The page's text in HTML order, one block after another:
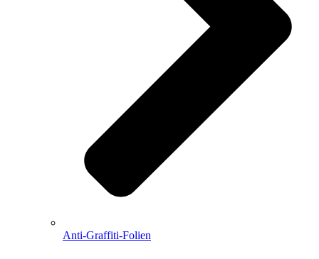
Anti-Graffiti-Folien